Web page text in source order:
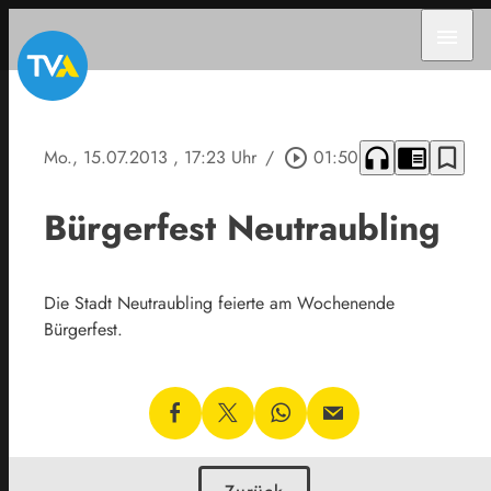
Mo., 15.07.2013 , 17:23 Uhr / play_circle_outline 01:50 headphones chrome_reader_mode bookmark_border
Bürgerfest Neutraubling
Die Stadt Neutraubling feierte am Wochenende
Bürgerfest.